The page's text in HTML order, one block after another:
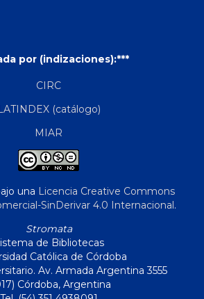
por (indizaciones):***
CIRC
(catálogo)
MIAR
una Licencia Creative Commons
SinDerivar 4.0 Internacional.
Stromata
de Bibliotecas
Católica de Córdoba
Av. Armada Argentina 3555
Córdoba, Argentina